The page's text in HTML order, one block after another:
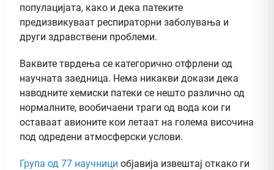
популацијата, како и дека патеките
предизвикуваат респираторни заболувања и
други здравствени проблеми.
Ваквите тврдења се категорично отфрлени од
научната заедница. Нема никакви докази дека
наводните хемиски патеки се нешто различно од
нормалните, вообичаени траги од вода кои ги
оставаат авионите кои летаат на голема височина
под одредени атмосферски услови.
Група од 77 научници објавија извештај откако ги